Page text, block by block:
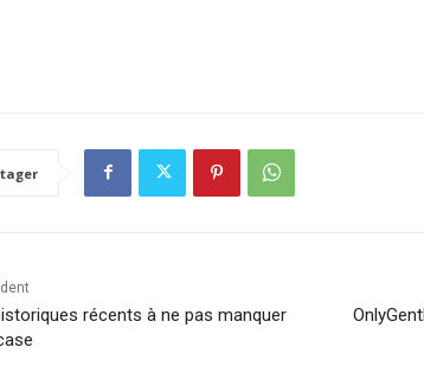
récents à ne pas manquer